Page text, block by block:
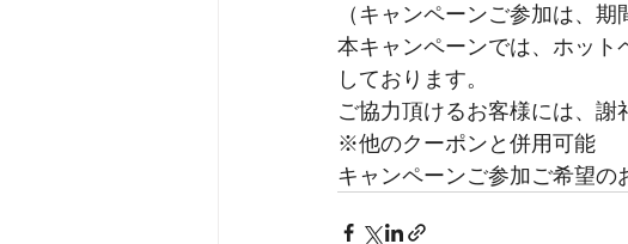
（キャンペーンご参加は、
本キャンペーンでは、ホット
しております。
ご協力頂けるお客様には、謝
※他のクーポンと併用可能
キャンペーンご参加ご希望の